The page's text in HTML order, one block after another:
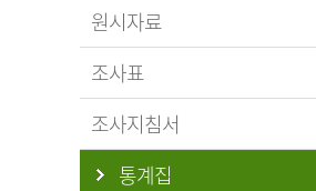
원시자료
조사표
조사지침서
통계집